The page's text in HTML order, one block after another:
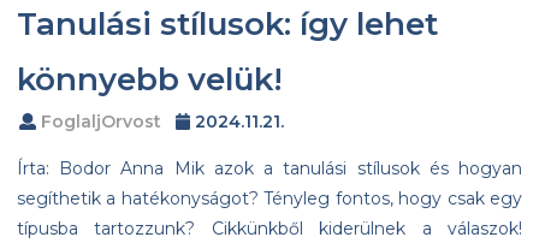
Tanulási stílusok: így lehet
könnyebb velük!
FoglaljOrvost 2024.11.21.
Írta: Bodor Anna Mik azok a tanulási stílusok és hogyan
segíthetik a hatékonyságot? Tényleg fontos, hogy csak egy
típusba tartozzunk? Cikkünkből kiderülnek a válaszok!